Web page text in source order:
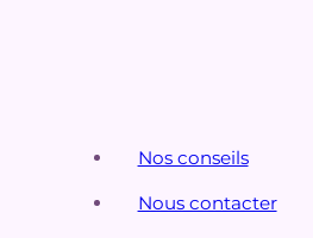
Nos conseils
Nous contacter